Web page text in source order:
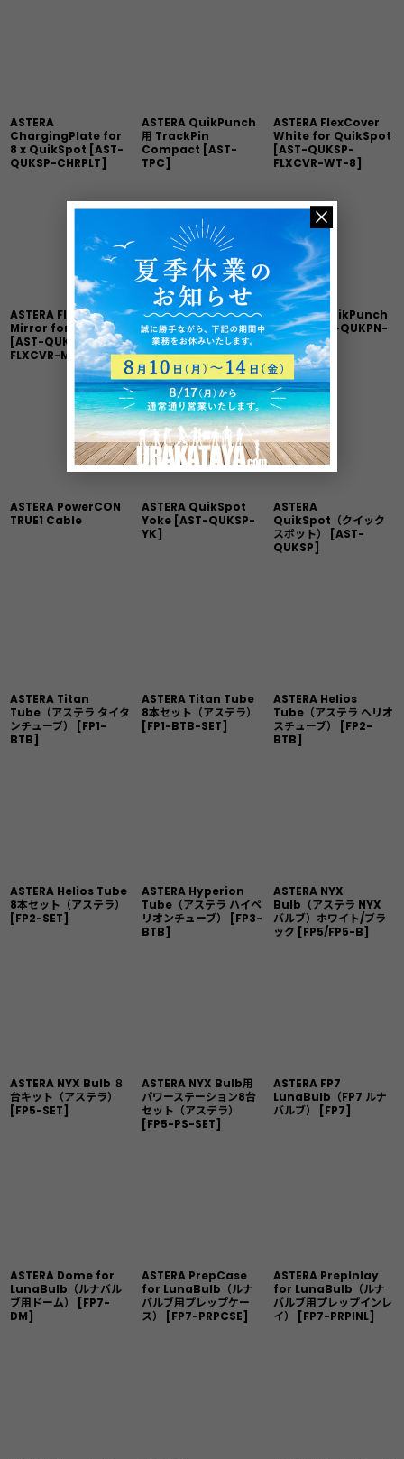
ASTERA
ChargingPlate for
8 x QuikSpot [AST-
QUKSP-CHRPLT]
ASTERA QuikPunch
用 TrackPin
Compact [AST-
TPC]
ASTERA FlexCover
White for QuikSpot
[AST-QUKSP-
FLXCVR-WT-8]
ASTERA FlexCover
Mirror for QuikSpot
[AST-QUKSP-
FLXCVR-MIR-8 ]
ASTERA Barndoor
for QuikSpot[AST-
QUKSP-BD]
ASTERA QuikPunch
Yoke[AST-QUKPN-
YK]
ASTERA PowerCON
TRUE1 Cable
ASTERA QuikSpot
Yoke [AST-QUKSP-
YK]
ASTERA
QuikSpot（クイック
スポット）
[AST-
QUKSP]
ASTERA Titan
Tube（アステラ タイタ
ンチューブ）
[FP1-
BTB]
ASTERA Titan Tube
8本セット（アステラ）
[FP1-BTB-SET]
ASTERA Helios
Tube（アステラ ヘリオ
スチューブ）
[FP2-
BTB]
ASTERA Helios Tube
8本セット（アステラ）
[FP2-SET]
ASTERA Hyperion
Tube（アステラ ハイペ
リオンチューブ）
[FP3-
BTB]
ASTERA NYX
Bulb（アステラ NYX
バルブ）ホワイト/ブラ
ック [FP5/FP5-B]
ASTERA NYX Bulb ８
台キット（アステラ）
[FP5-SET]
ASTERA NYX Bulb用
パワーステーション8台
セット（アステラ）
[FP5-PS-SET]
ASTERA FP7
LunaBulb（FP7 ルナ
バルブ）
[FP7]
ASTERA Dome for
LunaBulb（ルナバル
ブ用ドーム）
[FP7-
DM]
ASTERA PrepCase
for LunaBulb（ルナ
バルブ用プレップケー
ス）
[FP7-PRPCSE]
ASTERA PrepInlay
for LunaBulb（ルナ
バルブ用プレップインレ
イ）
[FP7-PRPINL]